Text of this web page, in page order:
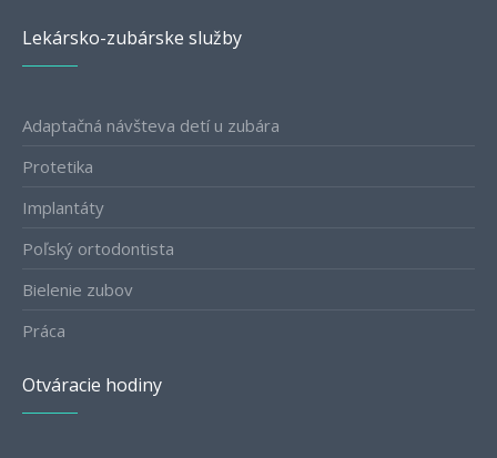
Lekársko-zubárske služby
Adaptačná návšteva detí u zubára
Protetika
Implantáty
Poľský ortodontista
Bielenie zubov
Práca
Otváracie hodiny